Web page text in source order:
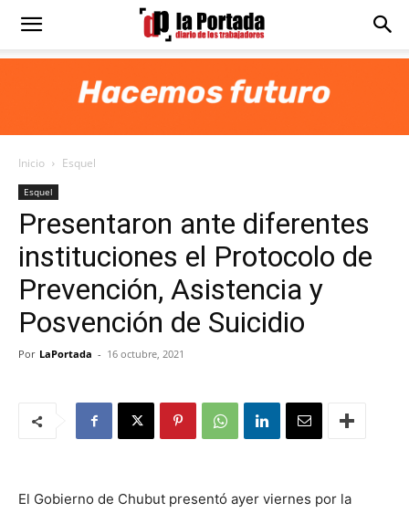
Diario
Portada
Inicio Esquel
Esquel
Presentaron ante diferentes
instituciones el Protocolo de
Prevención, Asistencia y
Posvención de Suicidio
Por LaPortada - 16 octubre, 2021
El Gobierno de Chubut presentó ayer viernes por la